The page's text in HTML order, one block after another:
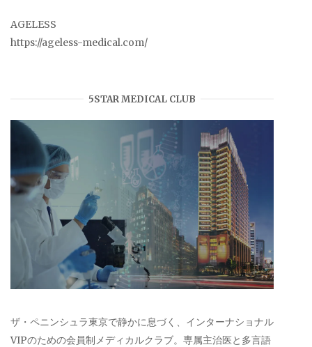
AGELESS
https://ageless-medical.com/
5STAR MEDICAL CLUB
ザ・ペニンシュラ東京で静かに息づく、インターナショナル
VIPのための会員制メディカルクラブ。専属主治医と多言語